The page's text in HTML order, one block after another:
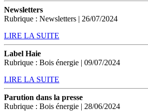
Newsletters
Rubrique : Newsletters | 26/07/2024
LIRE LA SUITE
Label Haie
Rubrique : Bois énergie | 09/07/2024
LIRE LA SUITE
Parution dans la presse
Rubrique : Bois énergie | 28/06/2024